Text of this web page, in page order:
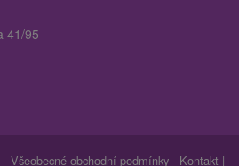
41/95
- Všeobecné obchodní podmínky - Kontakt |